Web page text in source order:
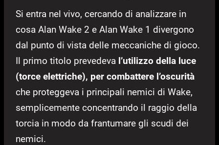
Si entra nel vivo, cercando di analizzare in
cosa Alan Wake 2 e Alan Wake 1 divergono
dal punto di vista delle meccaniche di gioco.
Il primo titolo prevedeva l’utilizzo della luce
(torce elettriche), per combattere l’oscurità
che proteggeva i principali nemici di Wake,
semplicemente concentrando il raggio della
torcia in modo da frantumare gli scudi dei
nemici.